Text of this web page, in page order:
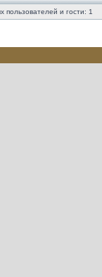
пользователей и гости: 1